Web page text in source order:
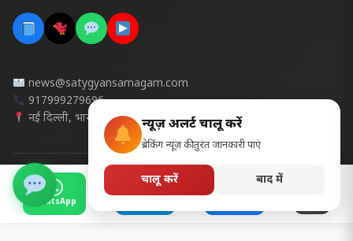
न्यूज़ अलर्ट चालू करें
ब्रेकिंग न्यूज़ की तुरंत जानकारी पाएं
चालू करें बाद में
WhatsApp
news@satygyansamagam.com
917999279696
नई दिल्ली, भारत
© 2026 सत्यज्ञान समागम- सभी अधिकार सुरक्षित | Design & Developed
with
in India | Design by @ cgpscedu pradeep